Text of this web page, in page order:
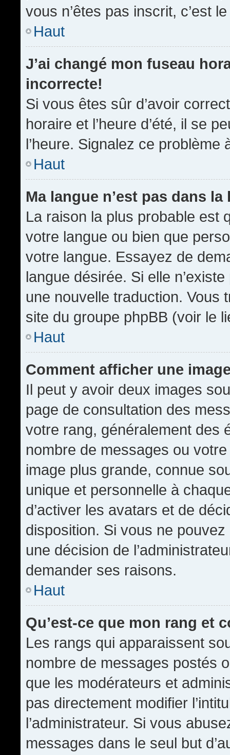
vous n’êtes pas inscrit, c’est
Haut
J’ai changé mon fuseau
incorrecte!
Si vous êtes sûr d’avoir
horaire et l’heure d’été, il se
l’heure. Signalez ce problème
Haut
Ma langue n’est pas dans la
La raison la plus probable est
votre langue ou bien que
votre langue. Essayez de
langue désirée. Si elle
une nouvelle traduction. Vous
site du groupe phpBB (voir le
Haut
Comment afficher une
Il peut y avoir deux images
page de consultation des
votre rang, généralement des
nombre de messages ou
image plus grande, connue
unique et personnelle à
d’activer les avatars et de
disposition. Si vous ne pouvez
une décision de
demander ses raisons.
Haut
Qu’est-ce que mon rang et
Les rangs qui apparaissent
nombre de messages postés
que les modérateurs et
pas directement modifier
l’administrateur. Si vous
messages dans le seul but